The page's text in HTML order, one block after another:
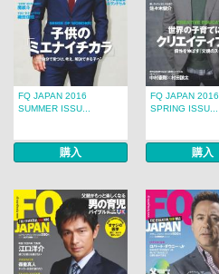
FQ JAPAN 2016
SUMMER ISSU...
購入
FQ JAPAN 2016
SPRING ISSU...
購入